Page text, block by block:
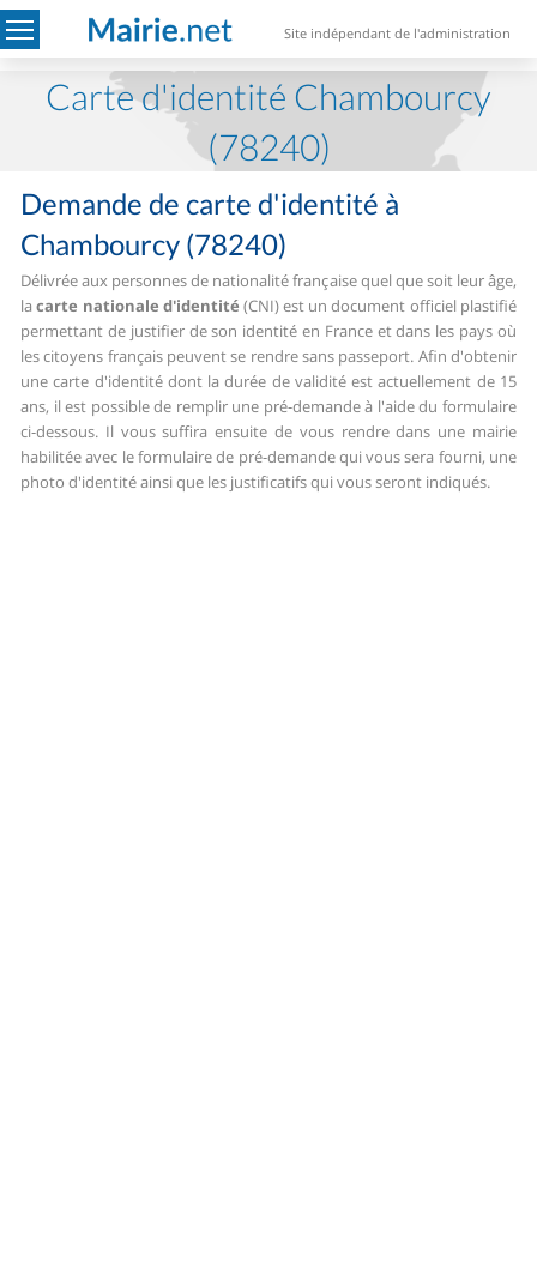
Site indépendant de l'administration
Carte d'identité Chambourcy
(78240)
Demande de carte d'identité à
Chambourcy (78240)
Délivrée aux personnes de nationalité française quel que soit leur âge,
lacarte nationale d'identité (CNI) est un document officiel plastifié
permettant de justifier de son identité en France et dans les pays où
les citoyens français peuvent se rendre sans passeport. Afin d'obtenir
une carte d'identité dont la durée de validité est actuellement de 15
ans, il est possible de remplir une pré-demande à l'aide du formulaire
ci-dessous. Il vous suffira ensuite de vous rendre dans une mairie
habilitée avec le formulaire de pré-demande qui vous sera fourni, une
photo d'identité ainsi que les justificatifs qui vous seront indiqués.